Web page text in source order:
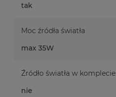
tak
Moc źródła światła
max 35W
Źródło światła w komplecie
nie